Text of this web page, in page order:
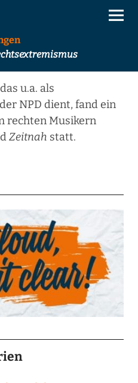
u.a. als
NPD dient, fand ein
rechten Musikern
Zeitnah statt.